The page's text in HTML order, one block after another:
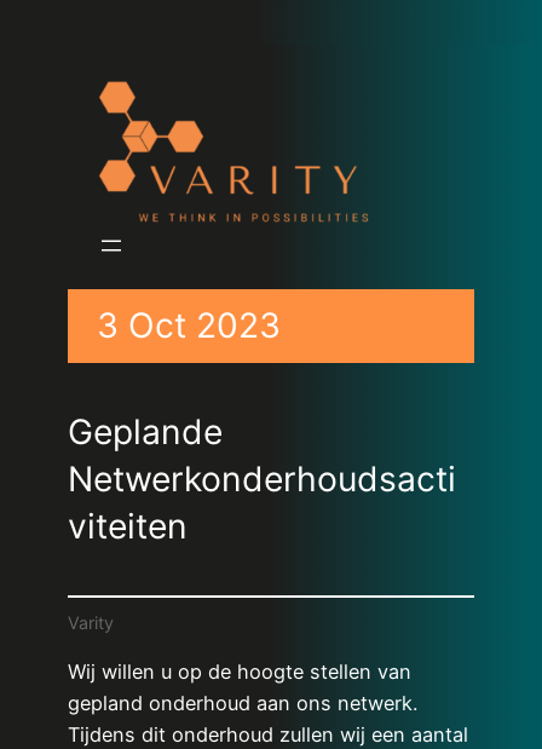
3 Oct 2023
Geplande
Netwerkonderhoudsacti
viteiten
Varity
Wij willen u op de hoogte stellen van
gepland onderhoud aan ons netwerk.
Tijdens dit onderhoud zullen wij een aantal